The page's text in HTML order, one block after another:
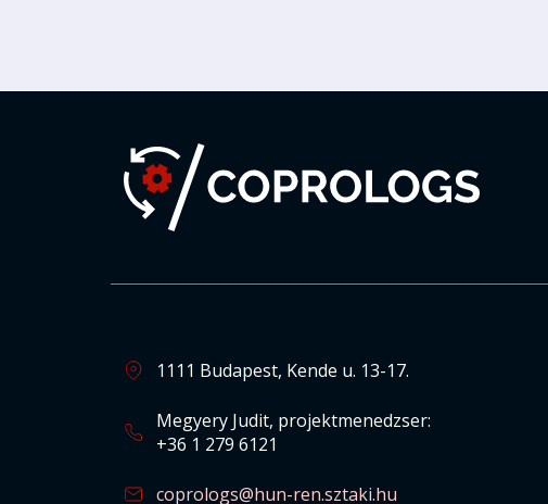
1111 Budapest, Kende u. 13-17.
Megyery Judit, projektmenedzser:
+36 1 279 6121
coprologs@hun-ren.sztaki.hu